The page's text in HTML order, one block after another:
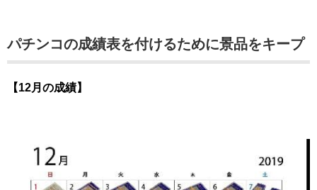
パチンコの成績表を付けるために景品をキープ
【12月の成績】